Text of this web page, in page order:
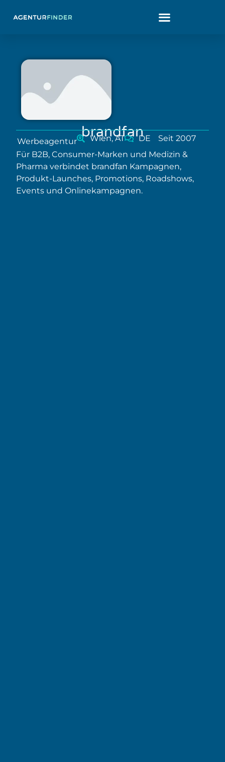
brandfan
Werbeagentur Wien, AT DE
Seit 2007
Für B2B, Consumer-Marken und Medizin &
Pharma verbindet brandfan Kampagnen,
Produkt-Launches, Promotions, Roadshows,
Events und Onlinekampagnen.